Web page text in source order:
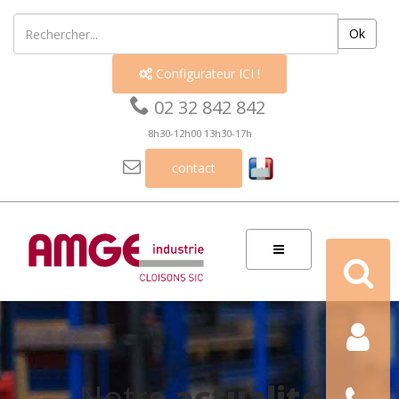
Ok
 Configurateur ICI !
 02 32 842 842
8h30-12h00 13h30-17h
 contact